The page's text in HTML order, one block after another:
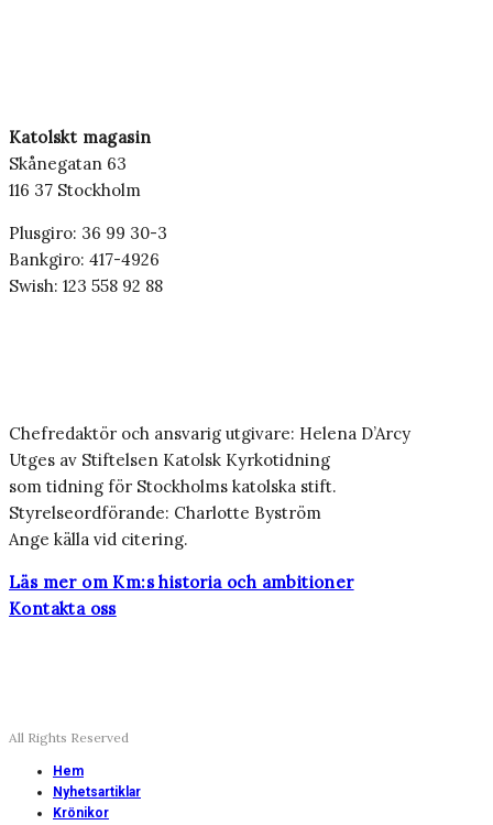
Katolskt magasin
Skånegatan 63
116 37 Stockholm
Plusgiro: 36 99 30-3
Bankgiro: 417-4926
Swish: 123 558 92 88
Chefredaktör och ansvarig utgivare: Helena D’Arcy
Utges av Stiftelsen Katolsk Kyrkotidning
som tidning för Stockholms katolska stift.
Styrelseordförande: Charlotte Byström
Ange källa vid citering.
Läs mer om Km:s historia och ambitioner
Kontakta oss
All Rights Reserved
Hem
Nyhetsartiklar
Krönikor